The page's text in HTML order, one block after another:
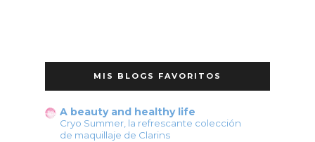
MIS BLOGS FAVORITOS
A beauty and healthy life
Cryo Summer, la refrescante colección
de maquillaje de Clarins